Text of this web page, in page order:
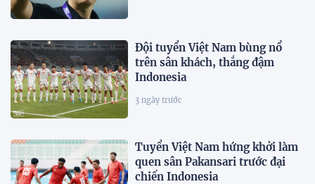
Đội tuyển Việt Nam bùng nổ
trên sân khách, thắng đậm
Indonesia
3 ngày trước
Tuyển Việt Nam hứng khởi làm
quen sân Pakansari trước đại
chiến Indonesia